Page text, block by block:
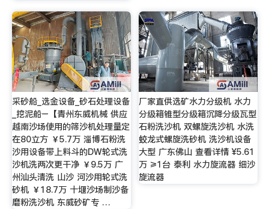
采砂船_选金设备_砂石处理设备
_挖泥船–【青州东威机械 供应
越南沙场使用的筛沙机处理量定
在80立方 ￥5.7万 淄博石粉洗
沙用设备带上料斗的DW轮式洗
沙机洗两次更干净 ￥9.5万 广
州汕头清洗 山沙 河沙用轮式洗
砂机 ￥18.7万 十堰沙场制沙备
磨粉洗沙机 东威砂矿专 …
厂家直供选矿水力分级机 水力
分级箱锥型分级箱沉降分级瓦型
石粉洗沙机 双螺旋洗沙机 水洗
蛟龙式螺旋洗砂机 洗沙机设备
大型 广东佛山 查看详情 ¥5.61
万 ≥1台 泰利 水力旋流器 细沙
旋流器